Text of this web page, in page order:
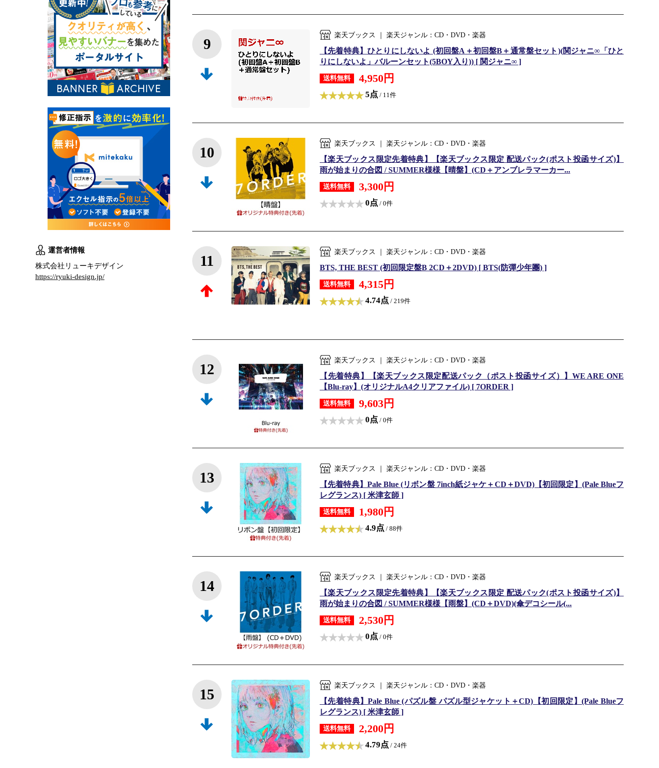
9
楽天ブックス ｜ 楽天ジャンル：CD・DVD・楽器
【先着特典】ひとりにしないよ (初回盤A＋初回盤B＋通常盤セット)(関ジャニ∞「ひと
りにしないよ」バルーンセット(5BOY入り)) [ 関ジャニ∞ ]
送料無料 4,950円
5点 / 11件
10
楽天ブックス ｜ 楽天ジャンル：CD・DVD・楽器
【楽天ブックス限定先着特典】【楽天ブックス限定 配送パック(ポスト投函サイズ)】
雨が始まりの合図 / SUMMER様様【晴盤】(CD＋アンブレラマーカー...
送料無料 3,300円
0点 / 0件
11
楽天ブックス ｜ 楽天ジャンル：CD・DVD・楽器
BTS, THE BEST (初回限定盤B 2CD＋2DVD) [ BTS(防彈少年團) ]
送料無料 4,315円
4.74点 / 219件
12
楽天ブックス ｜ 楽天ジャンル：CD・DVD・楽器
【先着特典】【楽天ブックス限定配送パック（ポスト投函サイズ）】WE ARE ONE
【Blu-ray】(オリジナルA4クリアファイル) [ 7ORDER ]
送料無料 9,603円
0点 / 0件
13
楽天ブックス ｜ 楽天ジャンル：CD・DVD・楽器
【先着特典】Pale Blue (リボン盤 7inch紙ジャケ＋CD＋DVD)【初回限定】(Pale Blueフ
レグランス) [ 米津玄師 ]
送料無料 1,980円
4.9点 / 88件
14
楽天ブックス ｜ 楽天ジャンル：CD・DVD・楽器
【楽天ブックス限定先着特典】【楽天ブックス限定 配送パック(ポスト投函サイズ)】
雨が始まりの合図 / SUMMER様様【雨盤】(CD＋DVD)(傘デコシール(...
送料無料 2,530円
0点 / 0件
15
楽天ブックス ｜ 楽天ジャンル：CD・DVD・楽器
【先着特典】Pale Blue (パズル盤 パズル型ジャケット＋CD)【初回限定】(Pale Blueフ
レグランス) [ 米津玄師 ]
送料無料 2,200円
4.79点 / 24件
運営者情報
株式会社リューキデザイン
https://ryuki-design.jp/